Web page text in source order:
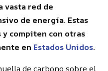
vasta red de
de energía. Estas
compiten con otras
en Estados Unidos.
de carbono sobre el